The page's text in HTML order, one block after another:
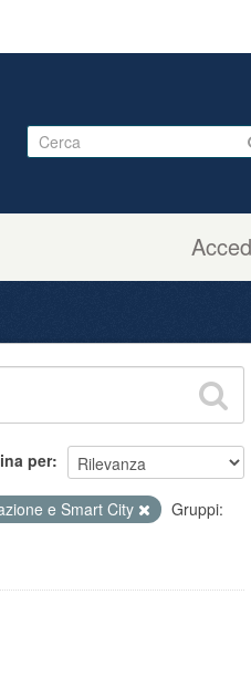
per
e Smart City
Gruppi: